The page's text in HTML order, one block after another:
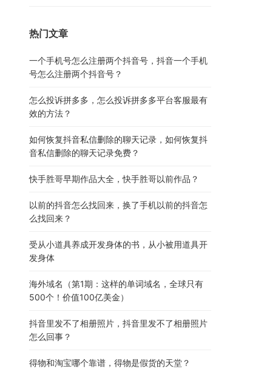
热门文章
一个手机号怎么注册两个抖音号，抖音一个手机
号怎么注册两个抖音号？
怎么投诉拼多多，怎么投诉拼多多平台客服最有
效的方法？
如何恢复抖音私信删除的聊天记录，如何恢复抖
音私信删除的聊天记录免费？
快手胜哥早期作品大全，快手胜哥以前作品？
以前的抖音怎么找回来，换了手机以前的抖音怎
么找回来？
受从小道具养成开发身体的书，从小被用道具开
发身体
海外域名（第1期：这样的单词域名，全球只有
500个！价值100亿美金）
抖音里发不了相册照片，抖音里发不了相册照片
怎么回事？
得物和淘宝哪个靠谱，得物是假货的天堂？